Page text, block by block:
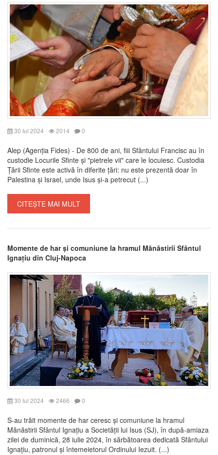
30 Iul 2024 2014 0
Alep (Agenția Fides) - De 800 de ani, fiii Sfântului Francisc au în
custodie Locurile Sfinte și "pietrele vii" care le locuiesc. Custodia
Țării Sfinte este activă în diferite țări: nu este prezentă doar în
Palestina și Israel, unde Isus și-a petrecut (...)
CITEȘTE MAI MULT
Momente de har și comuniune la hramul Mănăstirii Sfântul
Ignațiu din Cluj-Napoca
30 Iul 2024 2466 0
S-au trăit momente de har ceresc și comuniune la hramul
Mănăstirii Sfântul Ignațiu a Societății lui Isus (SJ), în după-amiaza
zilei de duminică, 28 iulie 2024, în sărbătoarea dedicată Sfântului
Ignațiu, patronul și întemeietorul Ordinului Iezuit. (...)